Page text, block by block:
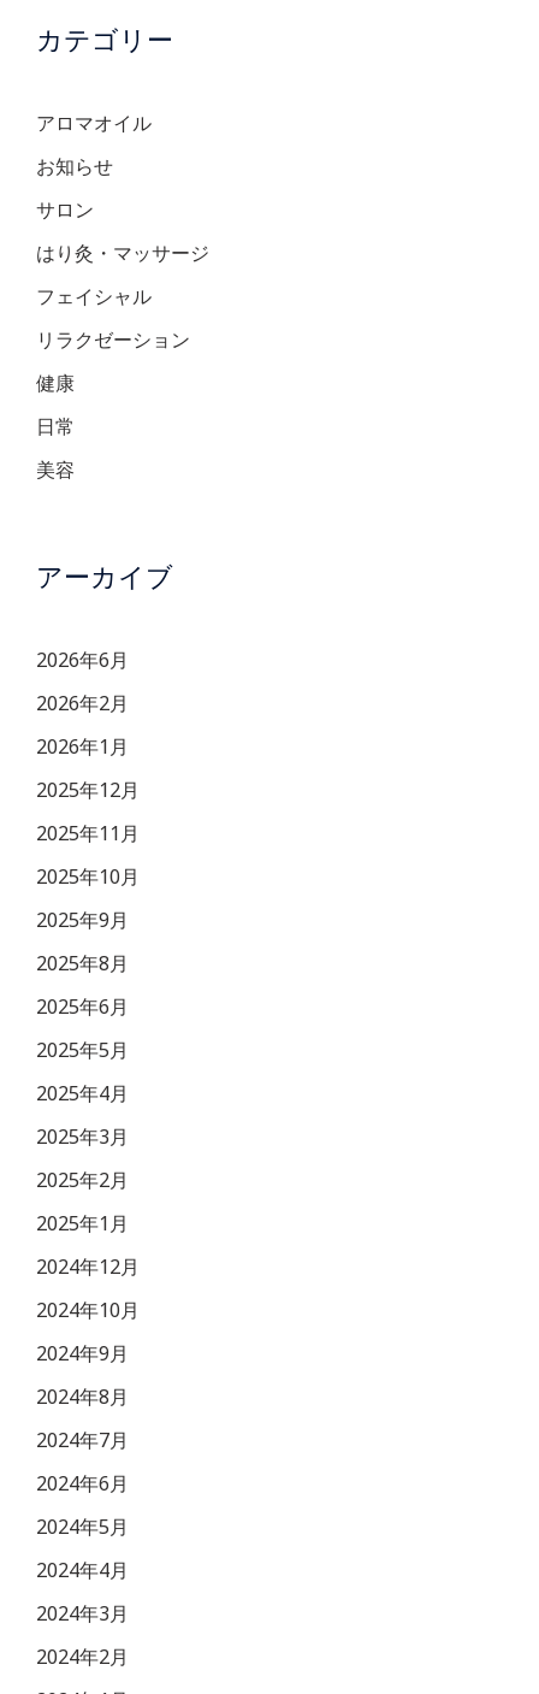
カテゴリー
アロマオイル
お知らせ
サロン
はり灸・マッサージ
フェイシャル
リラクゼーション
健康
日常
美容
アーカイブ
2026年6月
2026年2月
2026年1月
2025年12月
2025年11月
2025年10月
2025年9月
2025年8月
2025年6月
2025年5月
2025年4月
2025年3月
2025年2月
2025年1月
2024年12月
2024年10月
2024年9月
2024年8月
2024年7月
2024年6月
2024年5月
2024年4月
2024年3月
2024年2月